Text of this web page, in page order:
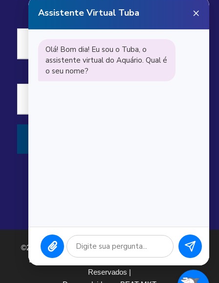
©2026 Argonauta Comércio e Serviços Oceanográficos
Ltda. CNPJ: 00.643.743/0001-80. Todos os direitos
Reservados |